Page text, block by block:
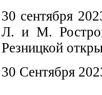
30 сентября
Л. и М.
Резницкой
30 Сентября